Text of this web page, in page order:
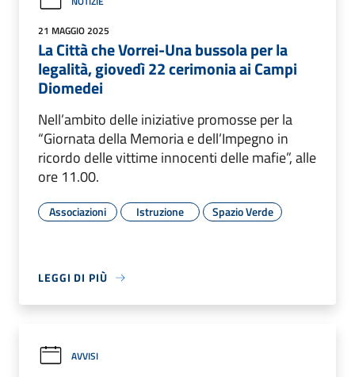
21 MAGGIO 2025
La Città che Vorrei-Una bussola per la
legalità, giovedì 22 cerimonia ai Campi
Diomedei
Nell’ambito delle iniziative promosse per la
“Giornata della Memoria e dell’Impegno in
ricordo delle vittime innocenti delle mafie”, alle
ore 11.00.
Associazioni Istruzione Spazio Verde
LEGGI DI PIÙ
AVVISI